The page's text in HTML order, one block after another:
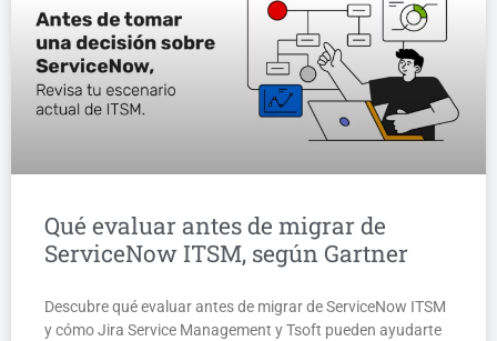
Qué evaluar antes de migrar de
ServiceNow ITSM, según Gartner
Descubre qué evaluar antes de migrar de ServiceNow ITSM
y cómo Jira Service Management y Tsoft pueden ayudarte